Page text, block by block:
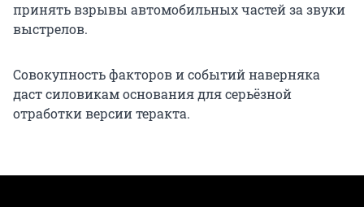
принять взрывы автомобильных частей за звуки
выстрелов.
Совокупность факторов и событий наверняка
даст силовикам основания для серьёзной
отработки версии теракта.